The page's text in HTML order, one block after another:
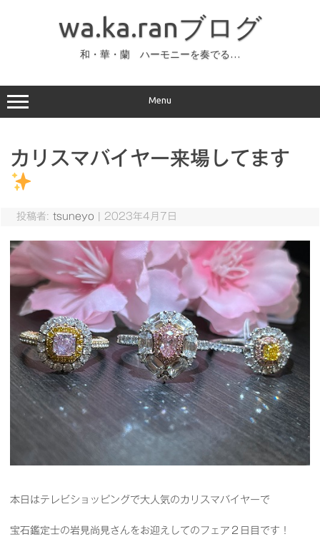
ッ
プ
wa.ka.ranブログ
和・華・蘭 ハーモニーを奏でる…
Menu
カリスマバイヤー来場してます
投稿者: tsuneyo 2023年4月7日
本日はテレビショッピングで大人気のカリスマバイヤーで
宝石鑑定士の岩見尚見さんをお迎えしてのフェア２日目です！